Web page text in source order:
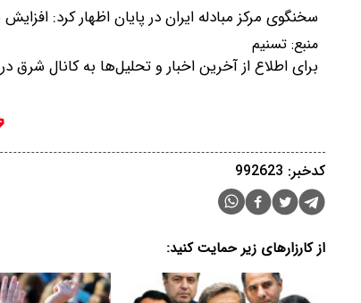
سخنگوی مرکز مبادله ایران در پایان اظهار کرد:
منبع: تسنیم
برای اطلاع از آخرین اخبار و تحلیل‌ها به کانال شرق در
کدخبر: 992623
از کارزارهای زیر حمایت کنید: